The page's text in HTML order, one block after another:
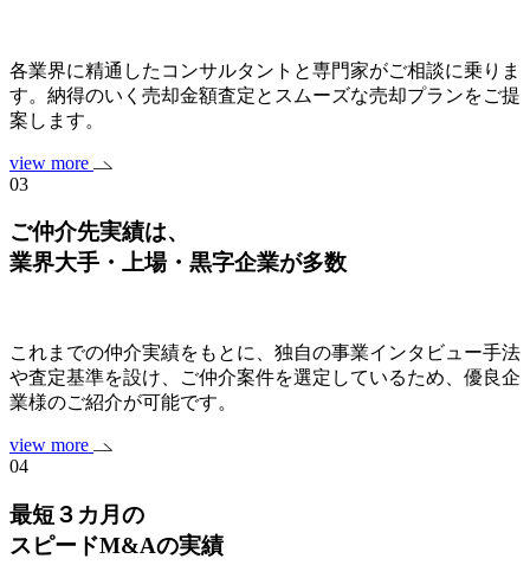
各業界に精通したコンサルタントと専門家がご相談に乗りま
す。納得のいく売却金額査定とスムーズな売却プランをご提
案します。
view more
03
ご仲介先実績は、
業界大手・上場・黒字企業が多数
これまでの仲介実績をもとに、独自の事業インタビュー手法
や査定基準を設け、ご仲介案件を選定しているため、優良企
業様のご紹介が可能です。
view more
04
最短３カ月の
スピードM&Aの実績